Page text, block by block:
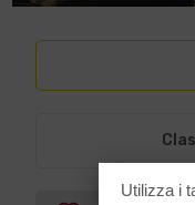
Utilizza i